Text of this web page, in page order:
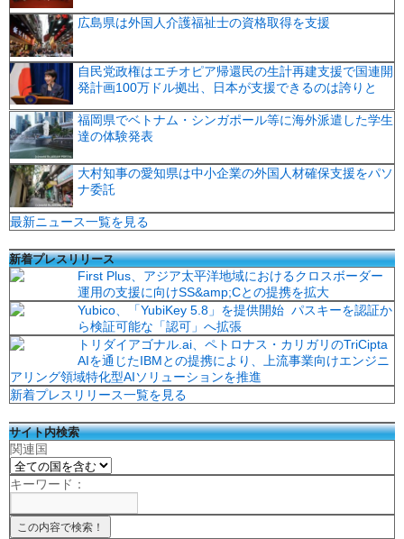
広島県は外国人介護福祉士の資格取得を支援
自民党政権はエチオピア帰還民の生計再建支援で国連開
発計画100万ドル拠出、日本が支援できるのは誇りと
福岡県でベトナム・シンガポール等に海外派遣した学生
達の体験発表
大村知事の愛知県は中小企業の外国人材確保支援をパソ
ナ委託
最新ニュース一覧を見る
新着プレスリリース
First Plus、アジア太平洋地域におけるクロスボーダー
運用の支援に向けSS&amp;Cとの提携を拡大
Yubico、「YubiKey 5.8」を提供開始 パスキーを認証か
ら検証可能な「認可」へ拡張
トリダイアゴナル.ai、ペトロナス・カリガリのTriCipta
AIを通じたIBMとの提携により、上流事業向けエンジニ
アリング領域特化型AIソリューションを推進
新着プレスリリース一覧を見る
サイト内検索
関連国
キーワード：